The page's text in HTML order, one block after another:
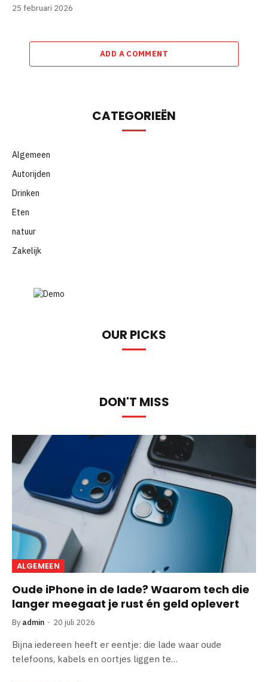
25 februari 2026
ADD A COMMENT
CATEGORIEËN
Algemeen
Autorijden
Drinken
Eten
natuur
Zakelijk
OUR PICKS
DON'T MISS
ALGEMEEN
Oude iPhone in de lade? Waarom tech die
langer meegaat je rust én geld oplevert
By admin 20 juli 2026
Bijna iedereen heeft er eentje: die lade waar oude
telefoons, kabels en oortjes liggen te…